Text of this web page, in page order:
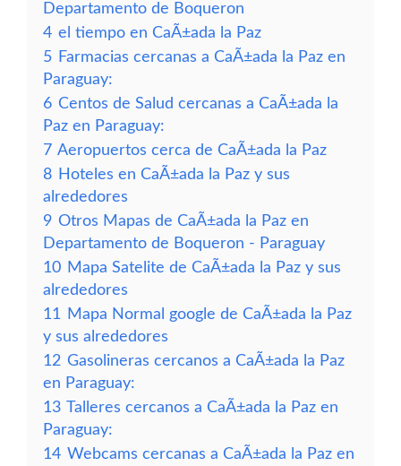
Departamento de Boqueron
4 el tiempo en CaÃ±ada la Paz
5 Farmacias cercanas a CaÃ±ada la Paz en
Paraguay:
6 Centos de Salud cercanas a CaÃ±ada la
Paz en Paraguay:
7 Aeropuertos cerca de CaÃ±ada la Paz
8 Hoteles en CaÃ±ada la Paz y sus
alrededores
9 Otros Mapas de CaÃ±ada la Paz en
Departamento de Boqueron - Paraguay
10 Mapa Satelite de CaÃ±ada la Paz y sus
alrededores
11
Mapa Normal google de CaÃ±ada la Paz
y sus alrededores
12 Gasolineras cercanos a CaÃ±ada la Paz
en Paraguay:
13 Talleres cercanos a CaÃ±ada la Paz en
Paraguay:
14 Webcams cercanas a CaÃ±ada la Paz en